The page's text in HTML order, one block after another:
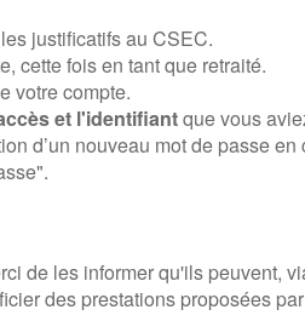
justificatifs au CSEC.
cette fois en tant que retraité.
votre compte.
et l'identifiantque vous
d’un nouveau mot de passe
.
de les informer qu'ils peuvent,
des prestations proposées